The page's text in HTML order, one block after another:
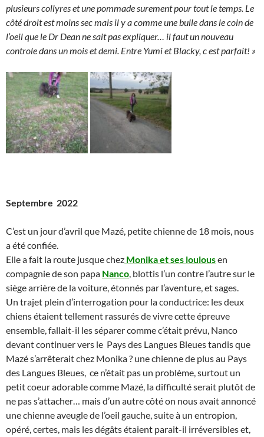
plusieurs collyres et une pommade surement pour tout le temps. Le
côté droit est moins sec mais il y a comme une bulle dans le coin de
l’oeil que le Dr Dean ne sait pas expliquer… il faut un nouveau
controle dans un mois et demi. Entre Yumi et Blacky, c est parfait! »
Septembre 2022
C’est un jour d’avril que Mazé, petite chienne de 18 mois, nous
a été confiée.
Elle a fait la route jusque chez Monika et ses loulousen
compagnie de son papa Nanco, blottis l’un contre l’autre sur le
siège arrière de la voiture, étonnés par l’aventure, et sages.
Un trajet plein d’interrogation pour la conductrice: les deux
chiens étaient tellement rassurés de vivre cette épreuve
ensemble, fallait-il les séparer comme c’était prévu, Nanco
devant continuer vers le Pays des Langues Bleues tandis que
Mazé s’arrêterait chez Monika ? une chienne de plus au Pays
des Langues Bleues, ce n’était pas un problème, surtout un
petit coeur adorable comme Mazé, la difficulté serait plutôt de
ne pas s’attacher… mais d’un autre côté on nous avait annoncé
une chienne aveugle de l’oeil gauche, suite à un entropion,
opéré, certes, mais les dégâts étaient parait-il irréversibles et,